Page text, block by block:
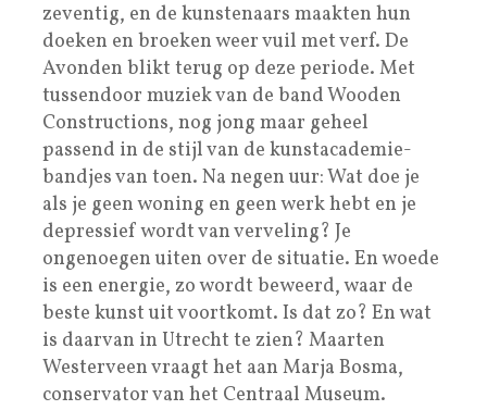
zeventig, en de kunstenaars maakten hun
doeken en broeken weer vuil met verf. De
Avonden blikt terug op deze periode. Met
tussendoor muziek van de band Wooden
Constructions, nog jong maar geheel
passend in de stijl van de kunstacademie-
bandjes van toen. Na negen uur: Wat doe je
als je geen woning en geen werk hebt en je
depressief wordt van verveling? Je
ongenoegen uiten over de situatie. En woede
is een energie, zo wordt beweerd, waar de
beste kunst uit voortkomt. Is dat zo? En wat
is daarvan in Utrecht te zien? Maarten
Westerveen vraagt het aan Marja Bosma,
conservator van het Centraal Museum.